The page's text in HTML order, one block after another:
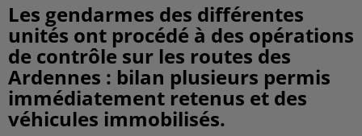
Les gendarmes des différentes
unités ont procédé à des opérations
de contrôle sur les routes des
Ardennes : bilan plusieurs permis
immédiatement retenus et des
véhicules immobilisés.